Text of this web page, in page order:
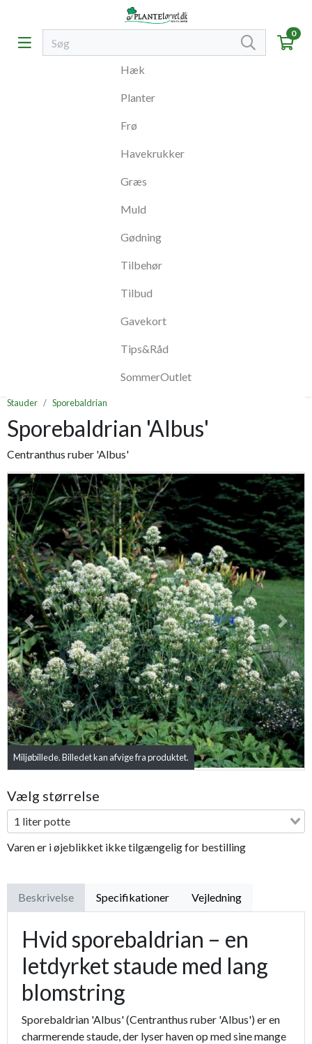
0
Hæk
Planter
Frø
Havekrukker
Græs
Muld
Gødning
Tilbehør
Tilbud
Gavekort
Tips&Råd
SommerOutlet
Stauder Sporebaldrian
Sporebaldrian 'Albus'
Centranthus ruber 'Albus'
Miljøbillede. Billedet kan afvige fra produktet.
Previous Next
Vælg størrelse
1 liter potte
Varen er i øjeblikket ikke tilgængelig for bestilling
Beskrivelse Specifikationer Vejledning
Hvid sporebaldrian – en
letdyrket staude med lang
blomstring
Sporebaldrian 'Albus' (Centranthus ruber 'Albus') er en
charmerende staude, der lyser haven op med sine mange